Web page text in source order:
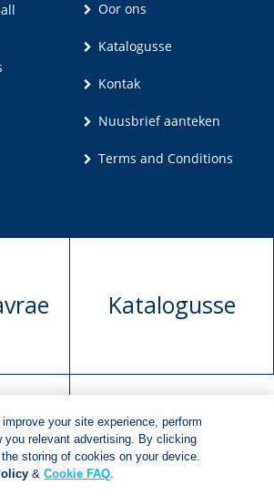
Oor ons
Katalogusse
Kontak
Nuusbrief aanteken
Terms and Conditions
Katalogusse
Versoek boekregte
your site experience, perform
you relevant advertising. By clicking
the storing of cookies on your device.
&Cookie FAQ.